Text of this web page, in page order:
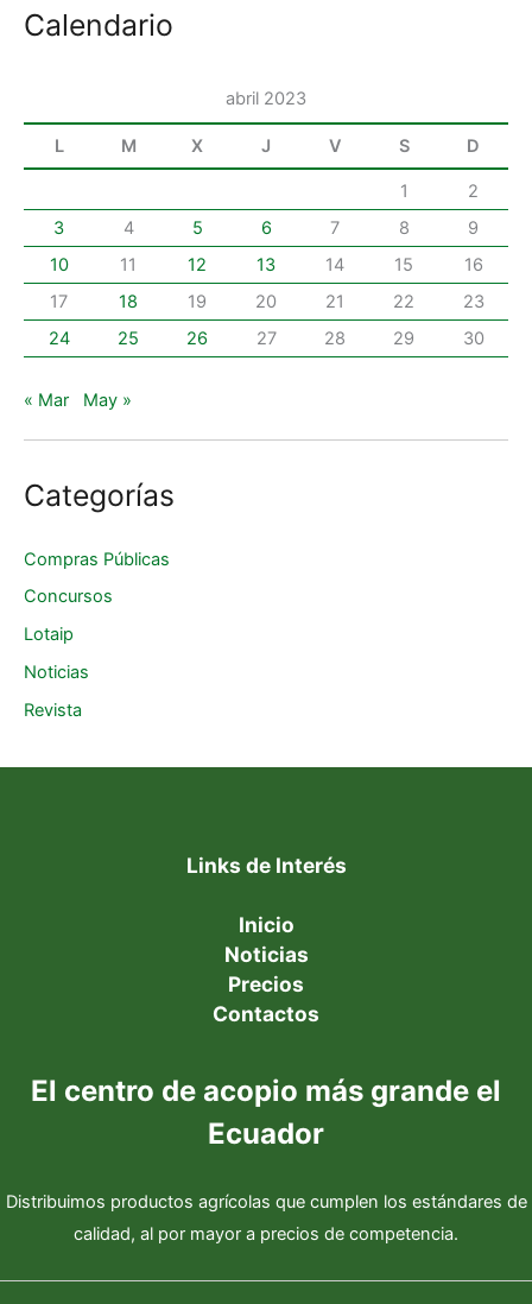
Calendario
abril 2023
L M X J V S D
1
2
3
4 5 6 7 8
9
10
11 12 13 14 15
16
17
18 19 20 21 22
23
24
25 26 27 28 29 30
« Mar May »
Categorías
Compras Públicas
Concursos
Lotaip
Noticias
Revista
Links de Interés
Inicio
Noticias
Precios
Contactos
El centro de acopio más grande el
Ecuador
Distribuimos productos agrícolas que cumplen los estándares de
calidad, al por mayor a precios de competencia.